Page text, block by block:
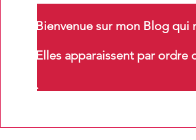
Bienvenue sur mon Blog
Elles apparaissent par
.